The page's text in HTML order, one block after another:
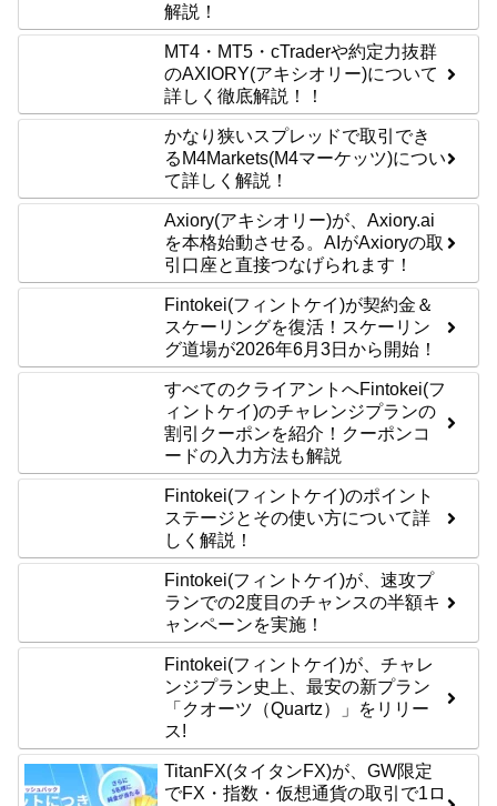
解説！
MT4・MT5・cTraderや約定力抜群
のAXIORY(アキシオリー)について
詳しく徹底解説！！
かなり狭いスプレッドで取引でき
るM4Markets(M4マーケッツ)につい
て詳しく解説！
Axiory(アキシオリー)が、Axiory.ai
を本格始動させる。AIがAxioryの取
引口座と直接つなげられます！
Fintokei(フィントケイ)が契約金＆
スケーリングを復活！スケーリン
グ道場が2026年6月3日から開始！
すべてのクライアントへFintokei(フ
ィントケイ)のチャレンジプランの
割引クーポンを紹介！クーポンコ
ードの入力方法も解説
Fintokei(フィントケイ)のポイント
ステージとその使い方について詳
しく解説！
Fintokei(フィントケイ)が、速攻プ
ランでの2度目のチャンスの半額キ
ャンペーンを実施！
Fintokei(フィントケイ)が、チャレ
ンジプラン史上、最安の新プラン
「クオーツ（Quartz）」をリリー
ス!
TitanFX(タイタンFX)が、GW限定
でFX・指数・仮想通貨の取引で1ロ